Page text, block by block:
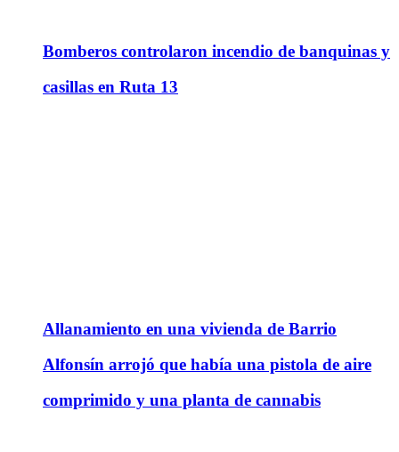
Bomberos controlaron incendio de banquinas y
casillas en Ruta 13
Allanamiento en una vivienda de Barrio
Alfonsín arrojó que había una pistola de aire
comprimido y una planta de cannabis